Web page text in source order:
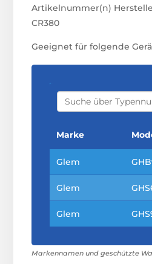
Artikelnummer(n)
CR380
Geeignet für folgende
S
A
C
H
Marke
Glem
Glem
Glem
Markennamen und geschützte